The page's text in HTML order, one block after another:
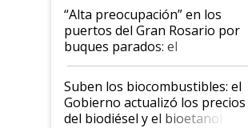
“Alta preocupación” en los
puertos del Gran Rosario por
buques parados: el
funcionamiento de las
exportadoras en tensión tras
la medida de fuerza de los
prácticos
Suben los biocombustibles: el
Gobierno actualizó los precios
del biodiésel y el bioetanol